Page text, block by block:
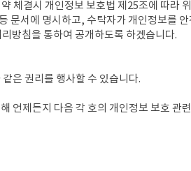
결시 개인정보 보호법 제25조에 따라
문서에 명시하고, 수탁자가 개인정보를
방침을 통하여 공개하도록 하겠습니다.
은 권리를 행사할 수 있습니다.
언제든지 다음 각 호의 개인정보 보호 관